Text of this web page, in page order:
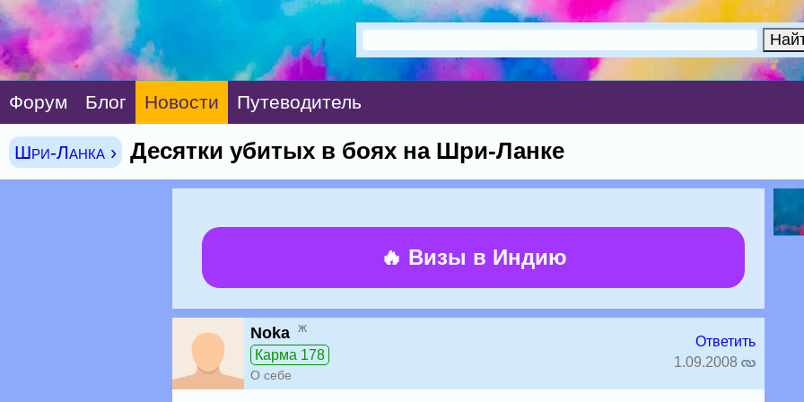
Форум Блог Новости Путеводитель
Шри-Ланка › Десятки убитых в боях на Шри-Ланке
🔥 Визы в Индию
Noka ж
Карма 178
О себе
Ответить
1.09.2008